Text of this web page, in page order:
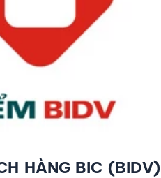
HÀNG BIC (BIDV)